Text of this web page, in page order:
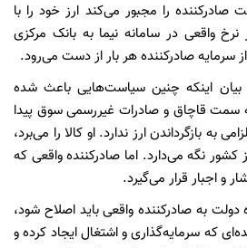
صادرکننده را مجبور می‌کند ارز خود را با
واقعی در سامانه نیما به بانک مرکزی
سرمایه صادرکننده هر بار از دست می‌رود.
بیان اینکه چنین سیاست‌هایی باعث شده
سمت قاچاق و صادرات غیررسمی سوق پیدا
به بازگرداندن ارز ندارد. او کالا را می‌برد،
نگه می‌دارد. اما صادرکننده واقعی که
و اجبار قرار می‌گیرد.
دولت به صادرکننده واقعی باید اصلاح شود،
که سرمایه‌گذاری و اشتغال ایجاد کرده و